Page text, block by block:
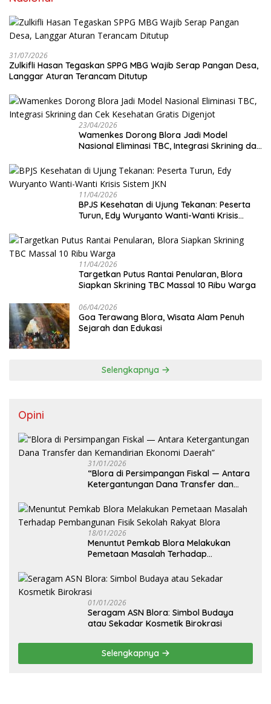
31/07/2026
Zulkifli Hasan Tegaskan SPPG MBG Wajib Serap Pangan Desa,
Langgar Aturan Terancam Ditutup
23/04/2026
Wamenkes Dorong Blora Jadi Model
Nasional Eliminasi TBC, Integrasi Skrining dan
11/04/2026
BPJS Kesehatan di Ujung Tekanan: Peserta
Turun, Edy Wuryanto Wanti-Wanti Krisis
11/04/2026
‎Targetkan Putus Rantai Penularan, Blora
Siapkan Skrining TBC Massal 10 Ribu Warga
06/04/2026
Goa Terawang Blora, Wisata Alam Penuh
Sejarah dan Edukasi
Selengkapnya
Opini
31/01/2026
‎“Blora di Persimpangan Fiskal — Antara
Ketergantungan Dana Transfer dan
18/01/2026
‎Menuntut Pemkab Blora Melakukan
Pemetaan Masalah Terhadap
Blora
01/01/2026
‎Seragam ASN Blora: Simbol Budaya
atau Sekadar Kosmetik Birokrasi
Selengkapnya